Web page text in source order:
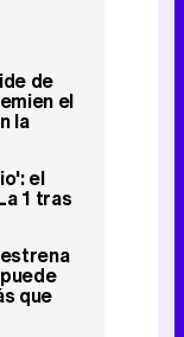
de
el
la
el
1 tras
que